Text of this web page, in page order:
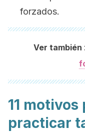
forzados.
Ver también :
11
practicar